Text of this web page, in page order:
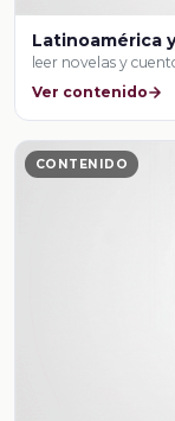
Latinoamérica
leer novelas y
Ver contenido
CONTENIDO